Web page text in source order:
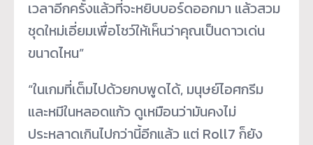
เวลาอีกครั้งแล้วที่จะหยิบบอร์ดออกมา แล้วสวม
ชุดใหม่เอี่ยมเพื่อโชว์ให้เห็นว่าคุณเป็นดาวเด่น
ขนาดไหน”
“ในเกมที่เต็มไปด้วยกบพูดได้, มนุษย์ไอศกรีม
และหมีในหลอดแก้ว ดูเหมือนว่ามันคงไม่
ประหลาดเกินไปกว่านี้อีกแล้ว แต่ Roll7 ก็ยัง